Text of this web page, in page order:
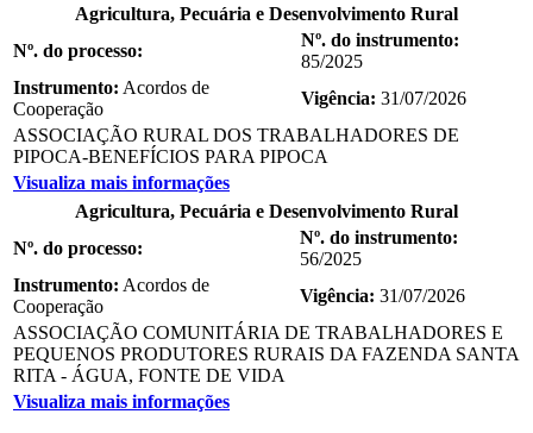
Agricultura, Pecuária e Desenvolvimento Rural
Nº. do processo:
Nº. do instrumento:
85/2025
Instrumento: Acordos de
Cooperação
Vigência: 31/07/2026
ASSOCIAÇÃO RURAL DOS TRABALHADORES DE
PIPOCA-BENEFÍCIOS PARA PIPOCA
Visualiza mais informações
Agricultura, Pecuária e Desenvolvimento Rural
Nº. do processo:
Nº. do instrumento:
56/2025
Instrumento: Acordos de
Cooperação
Vigência: 31/07/2026
ASSOCIAÇÃO COMUNITÁRIA DE TRABALHADORES E
PEQUENOS PRODUTORES RURAIS DA FAZENDA SANTA
RITA - ÁGUA, FONTE DE VIDA
Visualiza mais informações